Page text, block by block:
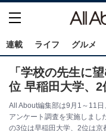
連載 ライフ グルメ
「学校の先生に
位 早稲田大学、2
All About編集部は9月1～11
アンケート調査を実施しまし
の3位は早稲田大学、2位は京